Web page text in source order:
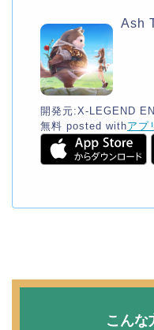
Ash
開発元:X-LEGEND
無料 posted withアプ
こんな